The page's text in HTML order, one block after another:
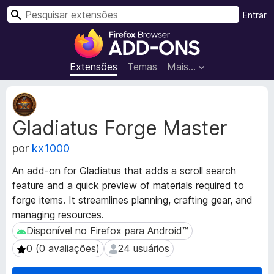
E
x
t
e
õ
e
d
o
N
v
e
g
a
Extensões Temas Mais…
Entrar
P
Gladiatus Forge Master
por kx1000
An add-on for Gladiatus that adds a scroll search
feature and a quick preview of materials required to
forge items. It streamlines planning, crafting gear, and
managing resources.
Disponível no Firefox para Android™
Disponível no Firefox para Android™
0 (0 avaliações)
0 (0 avaliações) 24 usuários
24 usuários
M
e
t
a
d
d
o
s
d
a
e
x
t